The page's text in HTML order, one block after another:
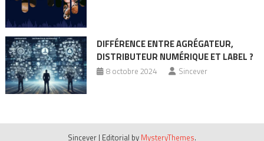
DIFFÉRENCE ENTRE AGRÉGATEUR,
DISTRIBUTEUR NUMÉRIQUE ET LABEL ?
8 octobre 2024 Sincever
Sincever | Editorial by MysteryThemes.